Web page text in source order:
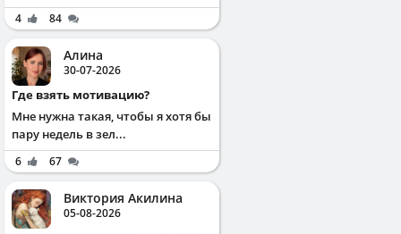
4 84
Алина
30-07-2026
Где взять мотивацию?
Мне нужна такая, чтобы я хотя бы
пару недель в зел...
6 67
Виктория Акилина
05-08-2026